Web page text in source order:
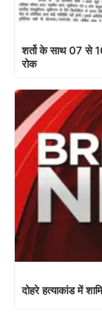
शर्तो के साथ 07 से
रोक
दोहरे हत्याकांड में